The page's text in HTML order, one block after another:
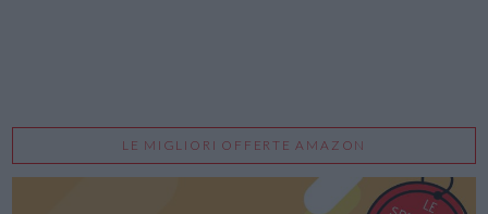
LE MIGLIORI OFFERTE AMAZON